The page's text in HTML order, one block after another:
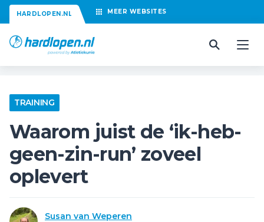
HARDLOPEN.NL MEER WEBSITES
TRAINING
Waarom juist de ‘ik-heb-
geen-zin-run’ zoveel
oplevert
Susan van Weperen